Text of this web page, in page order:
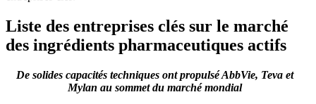
Liste des entreprises clés sur le marché
des ingrédients pharmaceutiques actifs
De solides capacités techniques ont propulsé AbbVie, Teva et
Mylan au sommet du marché mondial